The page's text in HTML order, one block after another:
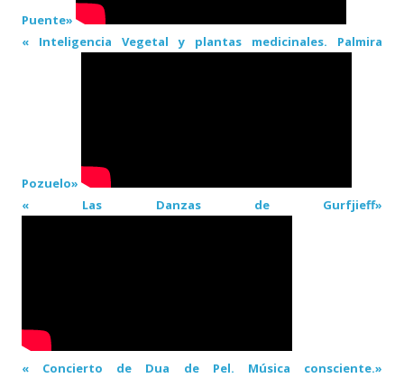
Puente»
« Inteligencia Vegetal y plantas medicinales. Palmira
Pozuelo»
« Las Danzas de Gurfjieff»
« Concierto de Dua de Pel. Música consciente.»